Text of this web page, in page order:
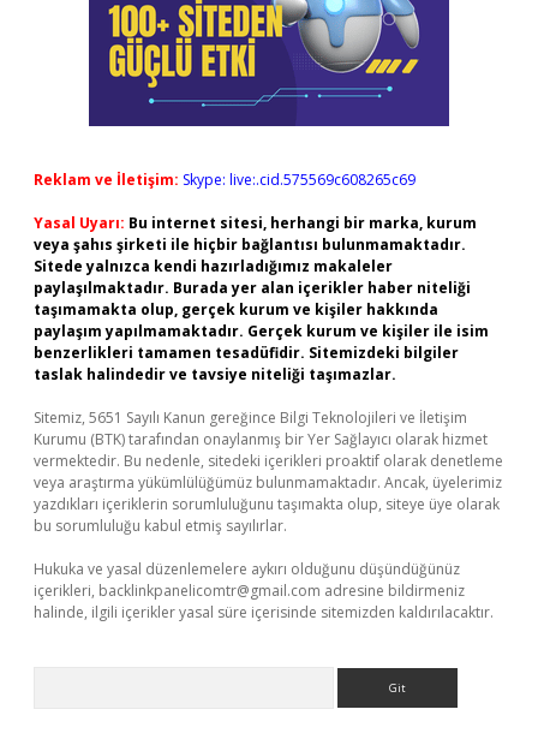
Reklam ve İletişim: Skype: live:.cid.575569c608265c69
Yasal Uyarı: Bu internet sitesi, herhangi bir marka, kurum
veya şahıs şirketi ile hiçbir bağlantısı bulunmamaktadır.
Sitede yalnızca kendi hazırladığımız makaleler
paylaşılmaktadır. Burada yer alan içerikler haber niteliği
taşımamakta olup, gerçek kurum ve kişiler hakkında
paylaşım yapılmamaktadır. Gerçek kurum ve kişiler ile isim
benzerlikleri tamamen tesadüfidir. Sitemizdeki bilgiler
taslak halindedir ve tavsiye niteliği taşımazlar.
Sitemiz, 5651 Sayılı Kanun gereğince Bilgi Teknolojileri ve İletişim
Kurumu (BTK) tarafından onaylanmış bir Yer Sağlayıcı olarak hizmet
vermektedir. Bu nedenle, sitedeki içerikleri proaktif olarak denetleme
veya araştırma yükümlülüğümüz bulunmamaktadır. Ancak, üyelerimiz
yazdıkları içeriklerin sorumluluğunu taşımakta olup, siteye üye olarak
bu sorumluluğu kabul etmiş sayılırlar.
Hukuka ve yasal düzenlemelere aykırı olduğunu düşündüğünüz
içerikleri, backlinkpanelicomtr@gmail.com adresine bildirmeniz
halinde, ilgili içerikler yasal süre içerisinde sitemizden kaldırılacaktır.